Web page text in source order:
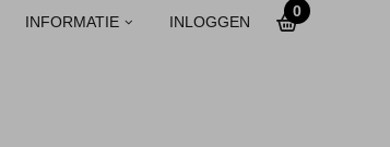
INFORMATIE INLOGGEN
0